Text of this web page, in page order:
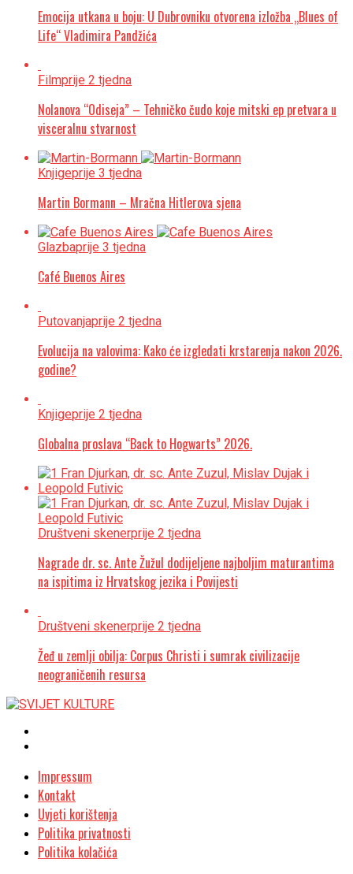
Emocija utkana u boju: U Dubrovniku otvorena izložba „Blues of
Life“ Vladimira Pandžića
Filmprije 2 tjedna
Nolanova “Odiseja” – Tehničko čudo koje mitski ep pretvara u
visceralnu stvarnost
Knjigeprije 3 tjedna
Martin Bormann – Mračna Hitlerova sjena
Glazbaprije 3 tjedna
Café Buenos Aires
Putovanjaprije 2 tjedna
Evolucija na valovima: Kako će izgledati krstarenja nakon 2026.
godine?
Knjigeprije 2 tjedna
Globalna proslava “Back to Hogwarts” 2026.
Društveni skenerprije 2 tjedna
Nagrade dr. sc. Ante Žužul dodijeljene najboljim maturantima
na ispitima iz Hrvatskog jezika i Povijesti
Društveni skenerprije 2 tjedna
Žeđ u zemlji obilja: Corpus Christi i sumrak civilizacije
neograničenih resursa
Impressum
Kontakt
Uvjeti korištenja
Politika privatnosti
Politika kolačića